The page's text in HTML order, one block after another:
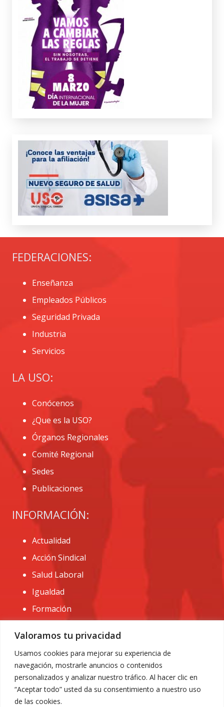
Valoramos tu privacidad
Usamos cookies para mejorar su experiencia de
navegación, mostrarle anuncios o contenidos
personalizados y analizar nuestro tráfico. Al hacer clic en
“Aceptar todo” usted da su consentimiento a nuestro uso
de las cookies.
FEDERACIONES:
Enseñanza
Empleados Públicos
Seguridad Privada
Industria
Servicios
LA USO:
Conócenos
¿Que es la USO?
Órganos Regionales
Comité Regional
Sedes
Publicaciones
INFORMACIÓN:
Actualidad
Acción Sindical
Salud Laboral
Igualdad
Formación
CONTACTO:
administracion@usomurcia.org
968 25 01 20
C/ Huerto de las bombas nº6. 30009 Murcia